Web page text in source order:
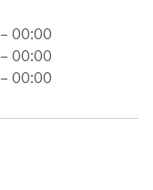
– 00:00
– 00:00
– 00:00